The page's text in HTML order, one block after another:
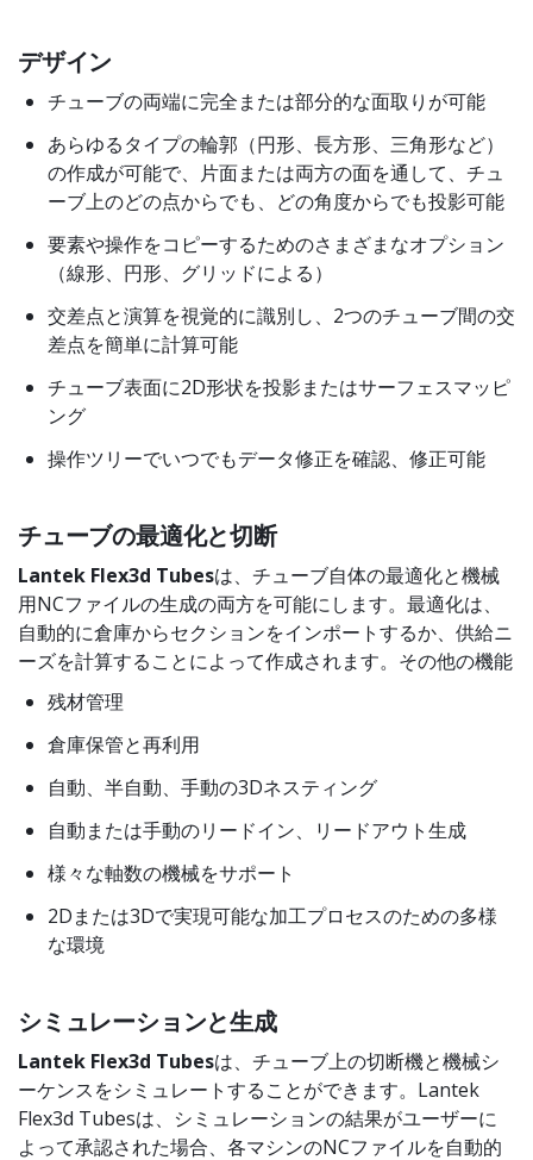
デザイン
チューブの両端に完全または部分的な面取りが可能
あらゆるタイプの輪郭（円形、長方形、三角形など）
の作成が可能で、片面または両方の面を通して、チュ
ーブ上のどの点からでも、どの角度からでも投影可能
要素や操作をコピーするためのさまざまなオプション
（線形、円形、グリッドによる）
交差点と演算を視覚的に識別し、2つのチューブ間の交
差点を簡単に計算可能
チューブ表面に2D形状を投影またはサーフェスマッピ
ング
操作ツリーでいつでもデータ修正を確認、修正可能
チューブの最適化と切断
Lantek Flex3d Tubesは、チューブ自体の最適化と機械
用NCファイルの生成の両方を可能にします。最適化は、
自動的に倉庫からセクションをインポートするか、供給ニ
ーズを計算することによって作成されます。その他の機能
残材管理
倉庫保管と再利用
自動、半自動、手動の3Dネスティング
自動または手動のリードイン、リードアウト生成
様々な軸数の機械をサポート
2Dまたは3Dで実現可能な加工プロセスのための多様
な環境
シミュレーションと生成
Lantek Flex3d Tubesは、チューブ上の切断機と機械シ
ーケンスをシミュレートすることができます。Lantek
Flex3d Tubesは、シミュレーションの結果がユーザーに
よって承認された場合、各マシンのNCファイルを自動的